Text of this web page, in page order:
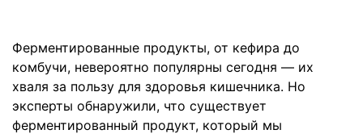
Ферментированные продукты, от кефира до
комбучи, невероятно популярны сегодня — их
хваля за пользу для здоровья кишечника. Но
эксперты обнаружили, что существует
ферментированный продукт, который мы